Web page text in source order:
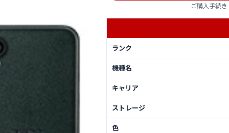
ご購入手続
ランク
機種名
キャリア
ストレージ
色